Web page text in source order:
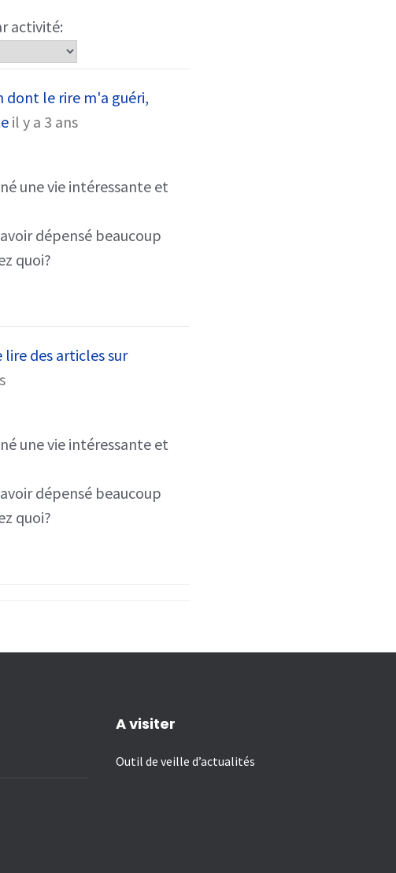
activité:
dont le rire m'a guéri,
il y a 3 ans
une vie intéressante et
dépensé beaucoup
quoi?
des articles sur
une vie intéressante et
dépensé beaucoup
quoi?
A visiter
Outil de veille d’actualités